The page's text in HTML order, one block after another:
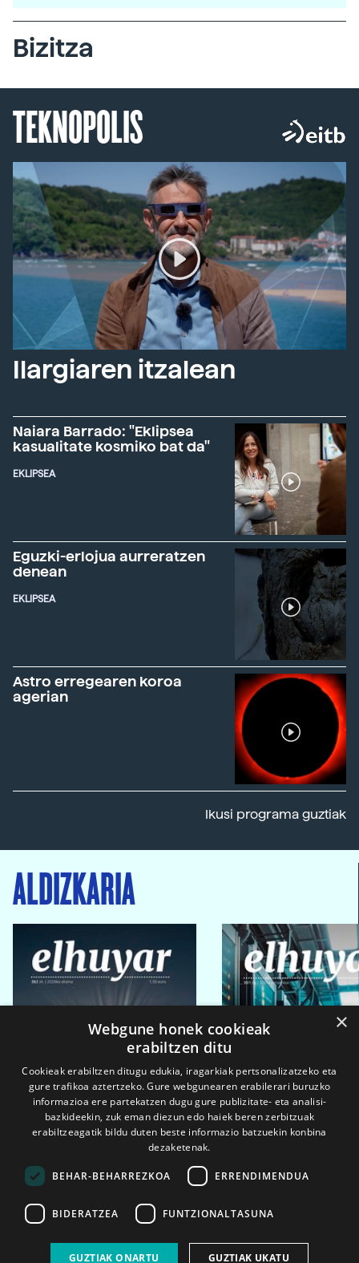
Bizitza
TEKNOPOLIS
Ilargiaren itzalean
Naiara Barrado: "Eklipsea
kasualitate kosmiko bat da"
EKLIPSEA
Eguzki-erlojua aurreratzen
denean
EKLIPSEA
Astro erregearen koroa
agerian
Ikusi programa guztiak
ALDIZKARIA
2026ko eka. 1a 2026ko mar. 1a
×
Webgune honek cookieak
erabiltzen ditu
Cookieak erabiltzen ditugu edukia, iragarkiak pertsonalizatzeko eta
gure trafikoa aztertzeko. Gure webgunearen erabilerari buruzko
informazioa ere partekatzen dugu gure publizitate- eta analisi-
bazkideekin, zuk eman diezun edo haiek beren zerbitzuak
erabiltzeagatik bildu duten beste informazio batzuekin konbina
dezaketenak.
BEHAR-BEHARREZKOA ERRENDIMENDUA
BIDERATZEA FUNTZIONALTASUNA
GUZTIAK ONARTU GUZTIAK UKATU